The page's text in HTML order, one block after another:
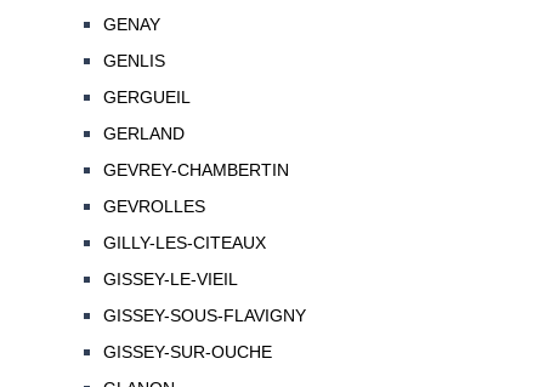
GENAY
GENLIS
GERGUEIL
GERLAND
GEVREY-CHAMBERTIN
GEVROLLES
GILLY-LES-CITEAUX
GISSEY-LE-VIEIL
GISSEY-SOUS-FLAVIGNY
GISSEY-SUR-OUCHE